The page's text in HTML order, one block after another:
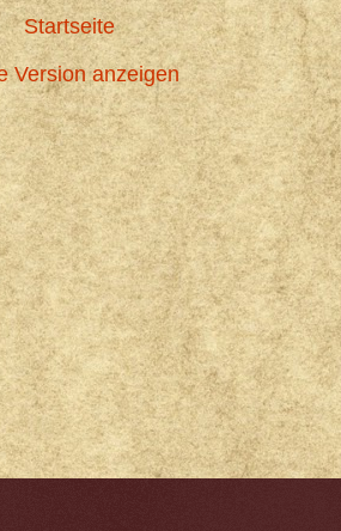
Startseite
Version anzeigen